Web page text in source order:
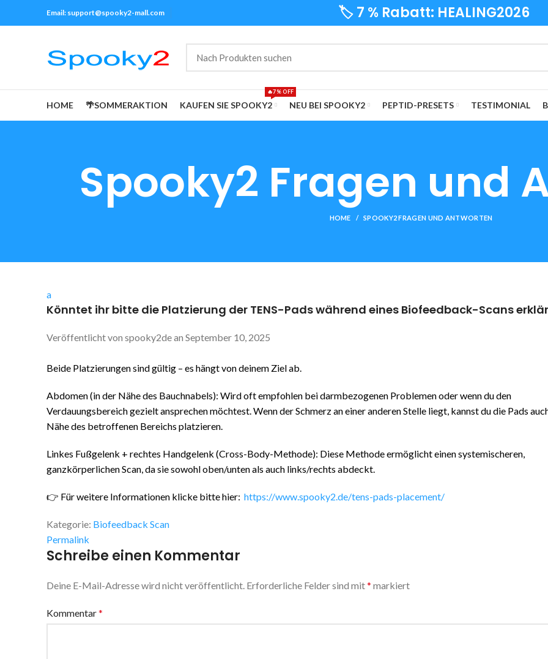
Email: support@spooky2-mall.com 🏷️ 7 % Rabatt: HEALING2026
HOME 🌴SOMMERAKTION KAUFEN SIE SPOOKY2
🔥7% OFF
NEU BEI SPOOKY2 PEPTID-PRESETS TESTIMONIAL
Spooky2 Fragen und
HOME SPOOKY2 FRAGEN UND ANTWORTEN
a
Könntet ihr bitte die Platzierung der TENS-Pads während eines Biofeedback-Scans
Veröffentlicht von spooky2dean September 10, 2025
Beide Platzierungen sind gültig – es hängt von deinem Ziel ab.
Abdomen (in der Nähe des Bauchnabels): Wird oft empfohlen bei darmbezogenen Problemen oder wenn du den
Verdauungsbereich gezielt ansprechen möchtest. Wenn der Schmerz an einer anderen Stelle liegt, kannst du die Pads
Nähe des betroffenen Bereichs platzieren.
Linkes Fußgelenk + rechtes Handgelenk (Cross-Body-Methode): Diese Methode ermöglicht einen systemischeren,
ganzkörperlichen Scan, da sie sowohl oben/unten als auch links/rechts abdeckt.
👉 Für weitere Informationen klicke bitte hier: https://www.spooky2.de/tens-pads-placement/
Kategorie: Biofeedback Scan
Permalink
Schreibe einen Kommentar
Deine E-Mail-Adresse wird nicht veröffentlicht. Erforderliche Felder sind mit* markiert
Kommentar*